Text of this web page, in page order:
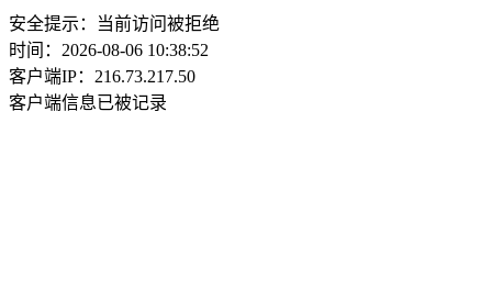
安全提示：当前访问被拒绝
时间：2026-08-06 10:38:52
客户端IP：216.73.217.50
客户端信息已被记录